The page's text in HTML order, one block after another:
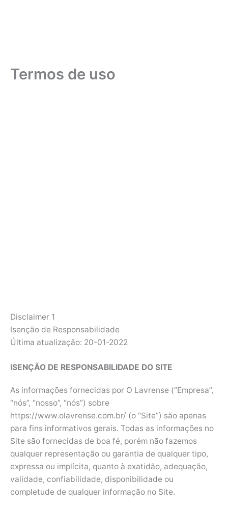
Termos de uso
Disclaimer 1
Isenção de Responsabilidade
Última atualização: 20-01-2022
ISENÇÃO DE RESPONSABILIDADE DO SITE
As informações fornecidas por O Lavrense (“Empresa”,
“nós”, “nosso”, “nós”) sobre
https://www.olavrense.com.br/ (o “Site”) são apenas
para fins informativos gerais. Todas as informações no
Site são fornecidas de boa fé, porém não fazemos
qualquer representação ou garantia de qualquer tipo,
expressa ou implícita, quanto à exatidão, adequação,
validade, confiabilidade, disponibilidade ou
completude de qualquer informação no Site.